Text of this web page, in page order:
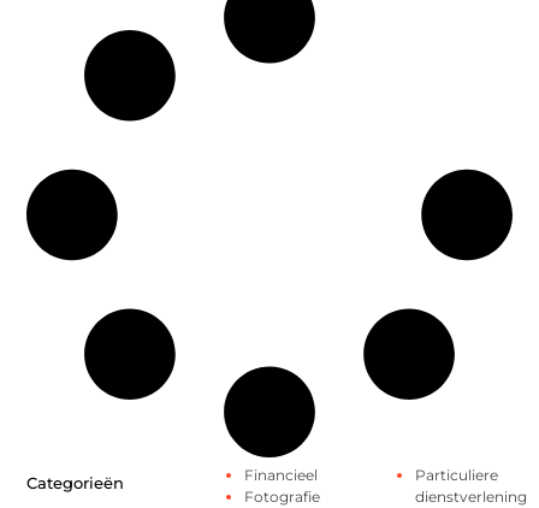
Categorieën
Financieel
Fotografie
Particuliere
dienstverlening